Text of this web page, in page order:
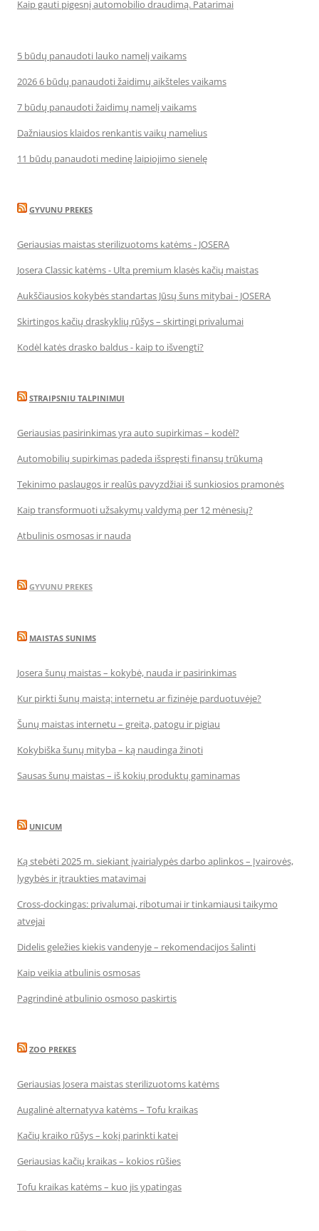
Kaip gauti pigesnį automobilio draudimą. Patarimai
5 būdų panaudoti lauko namelį vaikams
2026 6 būdų panaudoti žaidimų aikšteles vaikams
7 būdų panaudoti žaidimų namelį vaikams
Dažniausios klaidos renkantis vaikų namelius
11 būdų panaudoti medinę laipiojimo sienelę
GYVUNU PREKES
Geriausias maistas sterilizuotoms katėms - JOSERA
Josera Classic katėms - Ulta premium klasės kačių maistas
Aukščiausios kokybės standartas Jūsų šuns mitybai - JOSERA
Skirtingos kačių draskyklių rūšys – skirtingi privalumai
Kodėl katės drasko baldus - kaip to išvengti?
STRAIPSNIU TALPINIMUI
Geriausias pasirinkimas yra auto supirkimas – kodėl?
Automobilių supirkimas padeda išspręsti finansų trūkumą
Tekinimo paslaugos ir realūs pavyzdžiai iš sunkiosios pramonės
Kaip transformuoti užsakymų valdymą per 12 mėnesių?
Atbulinis osmosas ir nauda
GYVUNU PREKES
MAISTAS SUNIMS
Josera šunų maistas – kokybė, nauda ir pasirinkimas
Kur pirkti šunų maistą: internetu ar fizinėje parduotuvėje?
Šunų maistas internetu – greita, patogu ir pigiau
Kokybiška šunų mityba – ką naudinga žinoti
Sausas šunų maistas – iš kokių produktų gaminamas
UNICUM
Ką stebėti 2025 m. siekiant įvairialypės darbo aplinkos – Įvairovės,
lygybės ir įtraukties matavimai
Cross-dockingas: privalumai, ribotumai ir tinkamiausi taikymo
atvejai
Didelis geležies kiekis vandenyje – rekomendacijos šalinti
Kaip veikia atbulinis osmosas
Pagrindinė atbulinio osmoso paskirtis
ZOO PREKES
Geriausias Josera maistas sterilizuotoms katėms
Augalinė alternatyva katėms – Tofu kraikas
Kačių kraiko rūšys – kokį parinkti katei
Geriausias kačių kraikas – kokios rūšies
Tofu kraikas katėms – kuo jis ypatingas